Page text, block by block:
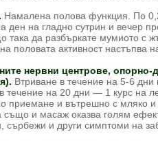
Намалена полова функция. По
ден на гладно сутрин и вечер
да разбъркате мумиото с
половата активност настъпва
нервни центрове, опорно-
Втриване в течение на 5-6
течение на 20 дни — 1 курс на
приемане и вътрешно с мляко
също и масаж оказва голям
сърбежи и други симптоми на